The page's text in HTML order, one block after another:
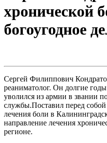
хронической
богоугодное
Сергей Филиппович
реаниматолог. Он долгие
уволился из армии в звании
службы.Поставил перед собой
лечения боли в
направление лечения
регионе.